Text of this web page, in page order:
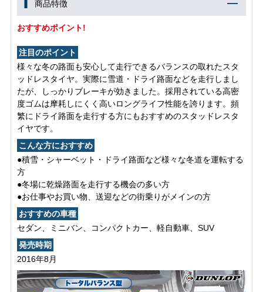
商品特徴
おすすめポイント!
注目のポイント
様々な冬の路面も安心して走行できるバランスの取れたスタ
ッドレスタイヤ。実際に雪道・ドライ路面などを走行しまし
たが、しっかりブレーキが効きました。採用されている高密
度ゴムは摩耗しにくく高いロングライフ性能を誇ります。頻
繁にドライ路面を走行する方にもおすすめのスタッドレスタ
イヤです。
こんな方におすすめ
●積雪・シャーベット・ドライ路面など様々な冬道を運転する
方
●冬場に乾燥路面を走行する機会の多い方
●お仕事やお買い物、送迎などの街乗りがメインの方
おすすめの車種
セダン、ミニバン、コンパクトカー、軽自動車、SUV
発売時期
2016年8月